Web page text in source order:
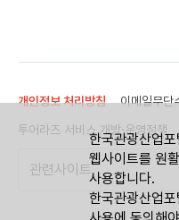
개인정보 처리방침 이메일무단
투어라즈 서비스 개방·운영정책
한국관광산업
웹사이트를 원
사용합니다.
한국관광산업